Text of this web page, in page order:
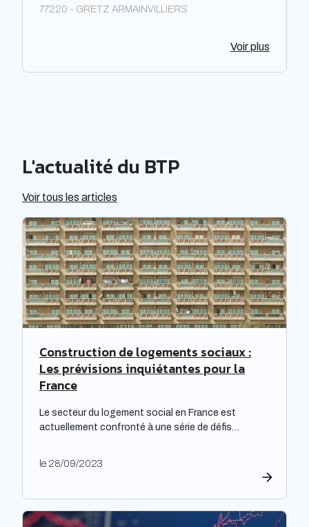
77220 - GRETZ ARMAINVILLIERS
Voir plus
L'actualité du BTP
Voir tous les articles
Construction de logements sociaux :
Les prévisions inquiétantes pour la
France
Le secteur du logement social en France est
actuellement confronté à une série de défis
répondre à leurs obligations de rénovation, mais
étude prospective réalisée par la Banque des
territoires met en lumière les enjeux majeurs […]
le 28/09/2023